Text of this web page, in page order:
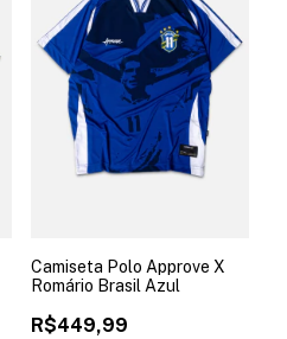
Camiseta Polo Approve X
Romário Brasil Azul
R$449,99